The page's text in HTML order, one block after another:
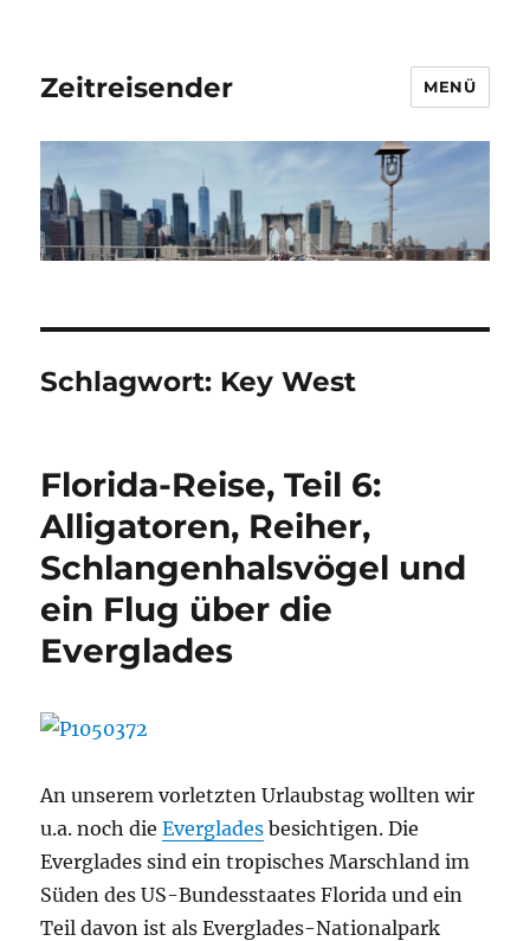
Zeitreisender MENÜ
Schlagwort: Key West
Florida-Reise, Teil 6:
Alligatoren, Reiher,
Schlangenhalsvögel und
ein Flug über die
Everglades
An unserem vorletzten Urlaubstag wollten wir
u.a. noch dieEverglades besichtigen. Die
Everglades sind ein tropisches Marschland im
Süden des US-Bundesstaates Florida und ein
Teil davon ist als Everglades-Nationalpark